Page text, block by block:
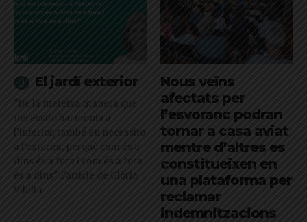
El jardí exterior
"De la mateixa manera que
necessito harmonia a
l’interior, també en necessito
a l’exterior, perquè com és a
dins és a fora i com és a fora
és a dins": l'article de Glòria
Vilalta
Nous veïns
afectats per
l’esvoranc podran
tornar a casa aviat
mentre d’altres es
constitueixen en
una plataforma per
reclamar
indemnitzacions